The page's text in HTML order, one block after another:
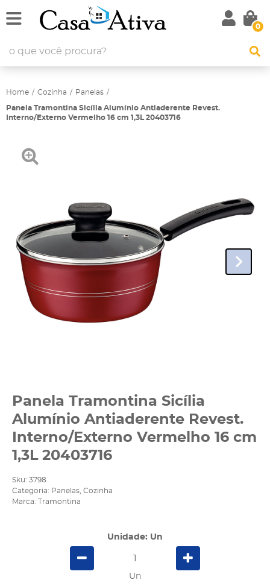
0
Home Cozinha Panelas
Panela Tramontina Sicília Alumínio Antiaderente Revest.
Interno/Externo Vermelho 16 cm 1,3L 20403716
Panela Tramontina Sicília
Alumínio Antiaderente Revest.
Interno/Externo Vermelho 16 cm
1,3L 20403716
Sku: 3798
Categoria: Panelas Cozinha
Marca:
Tramontina
Unidade: Un
Un